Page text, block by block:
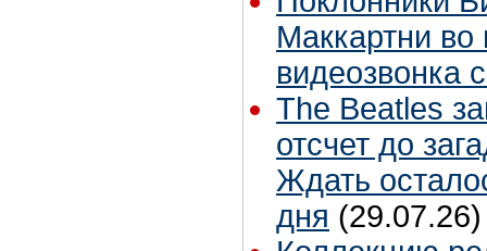
Маккартни во
видеозвонка
The Beatles
отсчет до
Ждать
дня (29.07.26)